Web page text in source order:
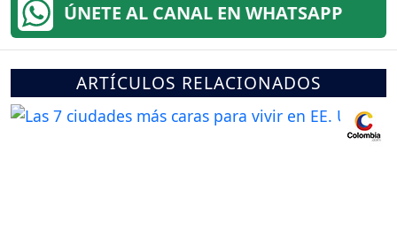
ÚNETE AL CANAL EN WHATSAPP
ARTÍCULOS RELACIONADOS